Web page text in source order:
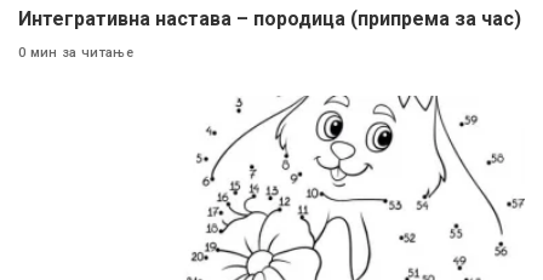
Интегративна настава – породица (припрема за час)
0 мин за читање